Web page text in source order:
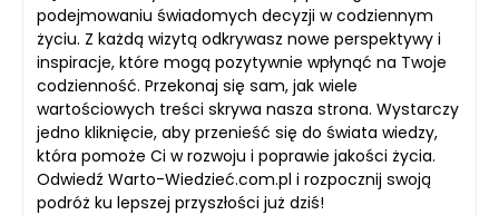
podejmowaniu świadomych decyzji w codziennym
życiu. Z każdą wizytą odkrywasz nowe perspektywy i
inspiracje, które mogą pozytywnie wpłynąć na Twoje
codzienność. Przekonaj się sam, jak wiele
wartościowych treści skrywa nasza strona. Wystarczy
jedno kliknięcie, aby przenieść się do świata wiedzy,
która pomoże Ci w rozwoju i poprawie jakości życia.
Odwiedź Warto-Wiedzieć.com.pl i rozpocznij swoją
podróż ku lepszej przyszłości już dziś!